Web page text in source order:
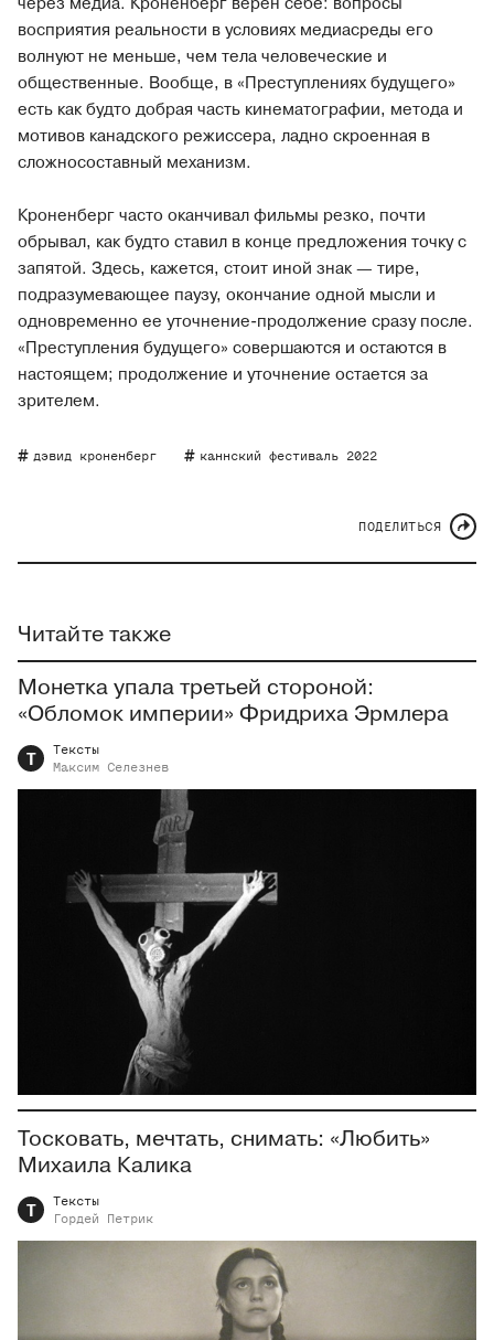
восприятия реальности в условиях медиасреды его
волнуют не меньше, чем тела человеческие и
общественные. Вообще, в «Преступлениях будущего»
есть как будто добрая часть кинематографии, метода и
мотивов канадского режиссера, ладно скроенная в
сложносоставный механизм.
Кроненберг часто оканчивал фильмы резко, почти
обрывал, как будто ставил в конце предложения точку с
запятой. Здесь, кажется, стоит иной знак — тире,
подразумевающее паузу, окончание одной мысли и
одновременно ее уточнение-продолжение сразу после.
«Преступления будущего» совершаются и остаются в
настоящем; продолжение и уточнение остается за
зрителем.
дэвид кроненберг каннский фестиваль 2022
ПОДЕЛИТЬСЯ
Читайте также
Монетка упала третьей стороной:
«Обломок империи» Фридриха Эрмлера
Т
Тексты
Максим
Селезнев
Тосковать, мечтать, снимать: «Любить»
Михаила Калика
Т
Тексты
Гордей
Петрик